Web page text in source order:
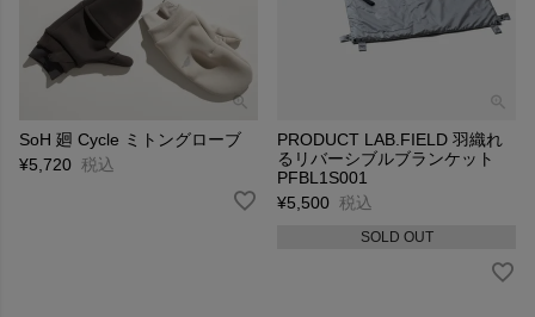
SoH 廻 Cycle ミトングローブ
¥5,720 税込
PRODUCT LAB.FIELD 羽織れ
るリバーシブルブランケット
PFBL1S001
¥5,500 税込
SOLD OUT